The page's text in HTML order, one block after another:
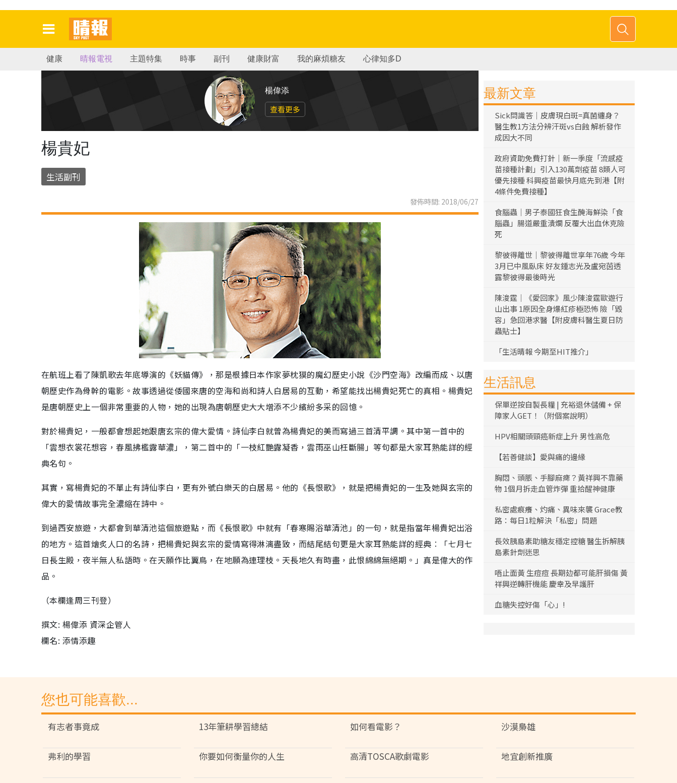
健康 晴報電視 主題特集 時事 副刊 健康財富 我的麻煩糖友 心律知多D
楊偉添
查看更多
楊貴妃
生活副刊
發佈時間: 2018/06/27
在航班上看了陳凱歌去年底導演的《妖貓傳》，那是根據日本作家夢枕獏的魔幻歷史小說《沙門空海》改編而成、以唐
朝歷史作為骨幹的電影。故事透過從倭國來唐的空海和尚和詩人白居易的互動，希望能找出楊貴妃死亡的真相。楊貴妃
是唐朝歷史上一個非常重要的人物，她的出現為唐朝歷史大大增添不少繽紛多采的回憶。
對於楊貴妃，一般都會想起她跟唐玄宗的偉大愛情。詩仙李白就曾為楊貴妃的美而寫過三首清平調。其中第一首中的
「雲想衣裳花想容，春風拂檻露華濃」，第二首中的「一枝紅艷露凝香，雲雨巫山枉斷腸」等句都是大家耳熟能詳的經
典名句。
其實，寫楊貴妃的不單止有詩仙李白，更有外號白樂天的白居易。他的《長恨歌》，就是把楊貴妃的一生及她與玄宗的
偉大的愛情故事完全濃縮在詩中。
到過西安旅遊，大都會到華清池這個旅遊點，而《長恨歌》中就有「春寒賜浴華清池」的一句，就是指當年楊貴妃出浴
的地方。這首燴炙人口的名詩，把楊貴妃與玄宗的愛情寫得淋漓盡致，而結尾結句更是大家耳熟能詳的經典︰「七月七
日長生殿，夜半無人私語時。在天願作比翼鳥，在地願為連理枝。天長地久有時盡，此恨綿綿無絕期。」真是偉大的作
品。
（本欄逢周三刊登）
撰文: 楊偉添 資深企管人
欄名: 添情添趣
最新文章
Sick問識答｜皮膚現白斑=真菌纏身？
醫生教1方法分辨汗斑vs白蝕 解析發作
成因大不同
政府資助免費打針｜新一季度「流感疫
苗接種計劃」引入130萬劑疫苗 8類人可
優先接種 科興疫苗最快月底先到港【附
4條件免費接種】
食腦蟲｜男子泰國狂食生醃海鮮染「食
腦蟲」腸道嚴重潰爛 反覆大出血休克險
死
黎彼得離世｜黎彼得離世享年76歲 今年
3月已中風臥床 好友鍾志光及盧宛茵透
露黎彼得最後時光
陳浚霆｜《愛回家》風少陳浚霆歐遊行
山出事 1原因全身爆紅疹極恐怖 險「毀
容」急回港求醫【附皮膚科醫生夏日防
蟲貼士】
「生活晴報 今期至HIT推介」
生活訊息
保單逆按自製長糧 | 充裕退休儲備 + 保
障家人GET！（附個案說明）
HPV相關頭頸癌新症上升 男性高危
【若善健談】愛與痛的邊緣
胸悶、頭脹、手腳麻痺？黃祥興不靠藥
物 1個月拆走血管炸彈 重拾醒神健康
私密處痕癢、灼痛、異味來襲 Grace教
路：每日1粒解決「私密」問題
長效胰島素助糖友穩定控糖 醫生拆解胰
島素針劑迷思
唔止面黃 生痘痘 長期攰都可能肝損傷 黃
祥興逆轉肝機能 慶幸及早護肝
血糖失控好傷「心」!
您也可能喜歡...
有志者事竟成 13年筆耕學習總結 如何看電影？ 沙漠梟雄
弗利的學習 你要如何衡量你的人生 高清TOSCA歌劇電影 地宜創新推廣